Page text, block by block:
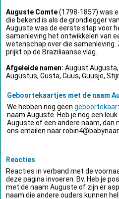
Auguste Comte(1798-1857) was
die bekend is als de grondlegger
Auguste was de eerste stap voor
samenleving het ontwikkelen van
wetenschap over die samenleving.
prijkt op de Braziliaanse vlag.
Afgeleide namen: August
Augustus, Gusta, Guus, Guusje,
Geboortekaartjes met de naam
We hebben nog geen
naam Auguste. Heb je nog een
Auguste of een andere naam, dan
ons emailen naar
Reacties
Reacties in verband met de
deze pagina invoeren. Bv. Heb je
met de naam Auguste of zijn er
naam die andere ouders kunnen